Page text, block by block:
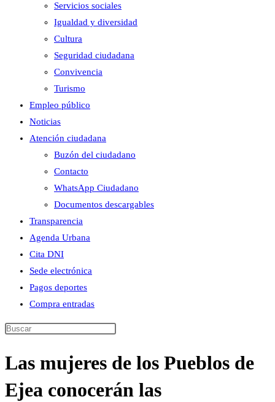
Servicios sociales
Igualdad y diversidad
Cultura
Seguridad ciudadana
Convivencia
Turismo
Empleo público
Noticias
Atención ciudadana
Buzón del ciudadano
Contacto
WhatsApp Ciudadano
Documentos descargables
Transparencia
Agenda Urbana
Cita DNI
Sede electrónica
Pagos deportes
Compra entradas
Buscar
esta
Las mujeres de los Pueblos de
Ejea conocerán las